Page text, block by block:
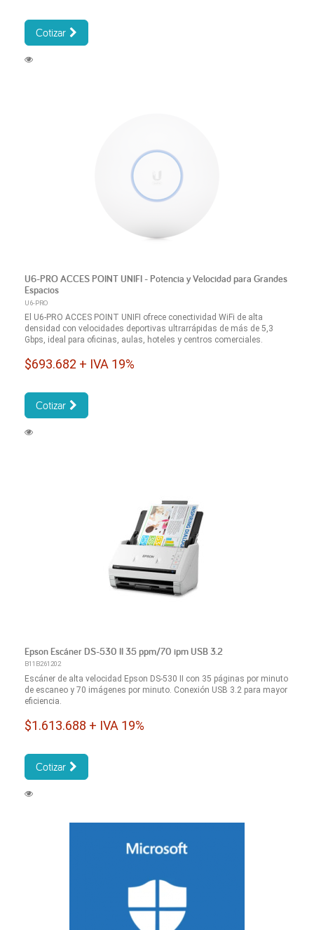
Cotizar
U6-PRO ACCES POINT UNIFI - Potencia y Velocidad para Grandes
Espacios
U6-PRO
El U6-PRO ACCES POINT UNIFI ofrece conectividad WiFi de alta
densidad con velocidades deportivas ultrarrápidas de más de 5,3
Gbps, ideal para oficinas, aulas, hoteles y centros comerciales.
$693.682 + IVA 19%
Cotizar
Epson Escáner DS-530 II 35 ppm/70 ipm USB 3.2
B11B261202
Escáner de alta velocidad Epson DS-530 II con 35 páginas por minuto
de escaneo y 70 imágenes por minuto. Conexión USB 3.2 para mayor
eficiencia.
$1.613.688 + IVA 19%
Cotizar